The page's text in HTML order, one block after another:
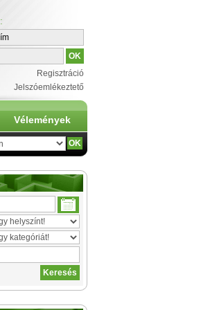
:
Regisztráció
Jelszóemlékeztető
Vélemények